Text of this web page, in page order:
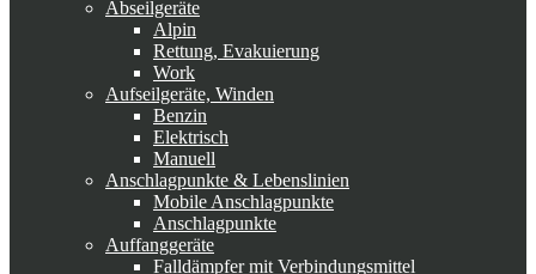
Abseilgeräte
Alpin
Rettung, Evakuierung
Work
Aufseilgeräte, Winden
Benzin
Elektrisch
Manuell
Anschlagpunkte & Lebenslinien
Mobile Anschlagpunkte
Anschlagpunkte
Auffanggeräte
Falldämpfer mit Verbindungsmittel